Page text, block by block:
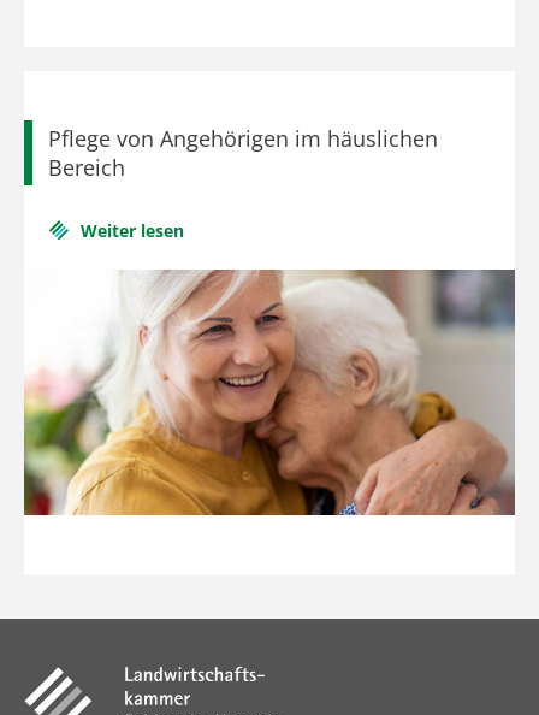
Pflege von Angehörigen im häuslichen
Bereich
Weiter lesen